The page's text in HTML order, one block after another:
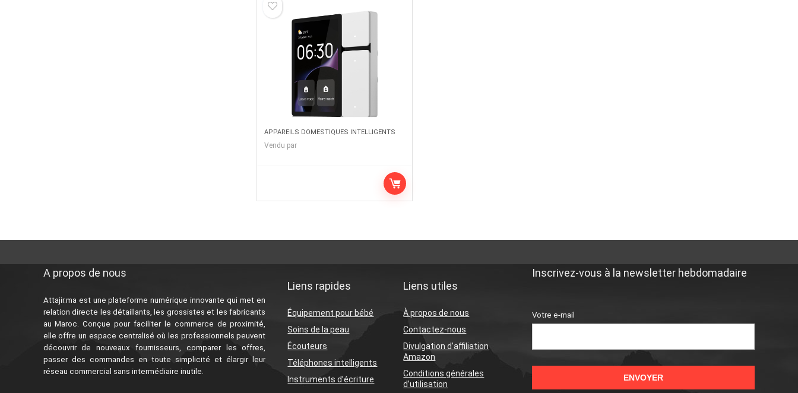
APPAREILS DOMESTIQUES INTELLIGENTS
Vendu par
A propos de nous
Attajir.ma est une plateforme numérique innovante qui met en
relation directe les détaillants, les grossistes et les fabricants
au Maroc. Conçue pour faciliter le commerce de proximité,
elle offre un espace centralisé où les professionnels peuvent
découvrir de nouveaux fournisseurs, comparer les offres,
passer des commandes en toute simplicité et élargir leur
réseau commercial sans intermédiaire inutile.
Liens rapides
Équipement pour bébé
Soins de la peau
Écouteurs
Téléphones intelligents
Instruments d’écriture
Liens utiles
À propos de nous
Contactez-nous
Divulgation d’affiliation
Amazon
Conditions générales
d’utilisation
Inscrivez-vous à la newsletter hebdomadaire
Votre e-mail